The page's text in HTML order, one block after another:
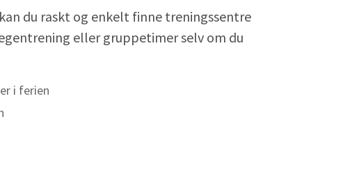
du raskt og enkelt finne treningssentre
eller gruppetimer selv om du
i ferien